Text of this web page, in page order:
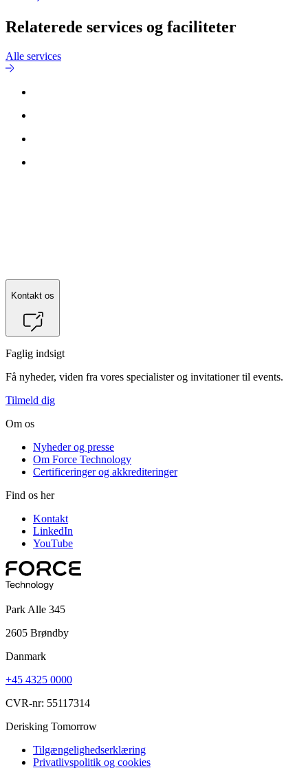
Relaterede services og faciliteter
Alle services
Kontakt os
Faglig indsigt
Få nyheder, viden fra vores specialister og invitationer til events.
Tilmeld dig
Om os
Nyheder og presse
Om Force Technology
Certificeringer og akkrediteringer
Find os her
Kontakt
LinkedIn
YouTube
Park Alle 345
2605 Brøndby
Danmark
+45 4325 0000
CVR-nr: 55117314
Derisking Tomorrow
Tilgængelighedserklæring
Privatlivspolitik og cookies